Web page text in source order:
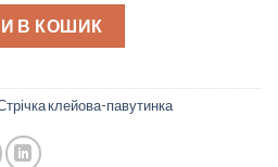
2,5 см quantity
В КОШИК
клейова-павутинка